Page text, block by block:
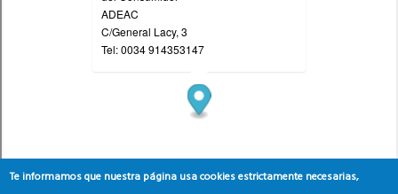
Te informamos que nuestra página usa cookies estrictamente necesarias,